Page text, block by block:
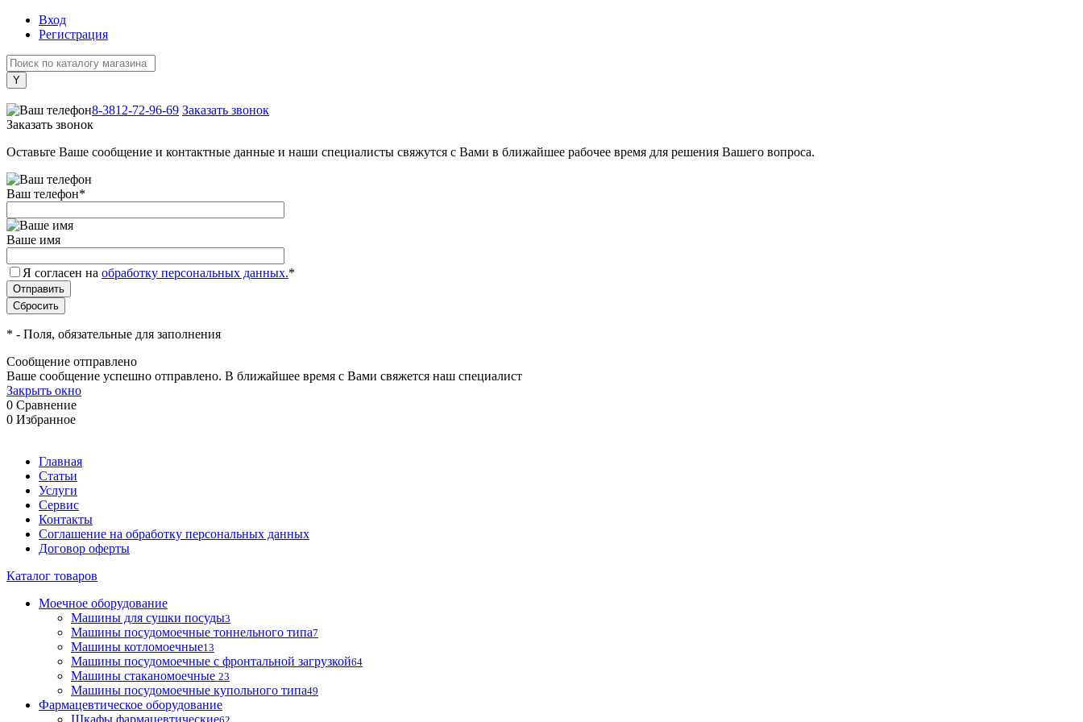
Вход
Регистрация
8-3812-72-96-69 Заказать звонок
Заказать звонок
Оставьте Ваше сообщение и контактные данные и наши специалисты свяжутся с Вами в ближайшее рабочее время для решения Вашего вопроса.
Ваш телефон*
Ваше имя
Я согласен на обработку персональных данных.*
* - Поля, обязательные для заполнения
Сообщение отправлено
Ваше сообщение успешно отправлено. В ближайшее время с Вами свяжется наш специалист
Закрыть окно
0 Сравнение
0 Избранное
Главная
Статьи
Услуги
Сервис
Контакты
Соглашение на обработку персональных данных
Договор оферты
Каталог товаров
Моечное оборудование
Машины для сушки посуды3
Машины посудомоечные тоннельного типа7
Машины котломоечные13
Машины посудомоечные с фронтальной загрузкой64
Машины стаканомоечные 23
Машины посудомоечные купольного типа49
Фармацевтическое оборудование
Шкафы фармацевтические